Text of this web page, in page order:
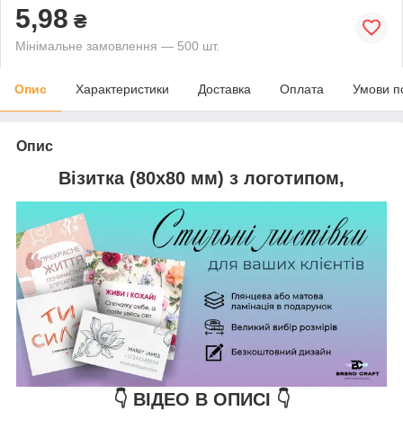
5,98 ₴
Мінімальне замовлення — 500 шт.
Опис Характеристики Доставка Оплата Умови
Опис
Візитка (80х80 мм) з логотипом,
👇 ВІДЕО В ОПИСІ 👇